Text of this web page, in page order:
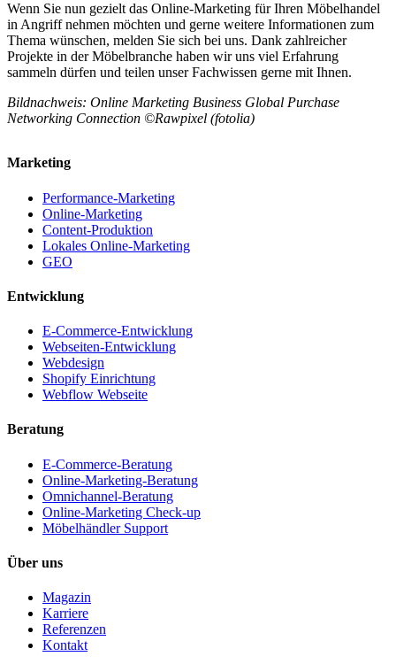
Wenn Sie nun gezielt das Online-Marketing für Ihren Möbelhandel
in Angriff nehmen möchten und gerne weitere Informationen zum
Thema wünschen, melden Sie sich bei uns. Dank zahlreicher
Projekte in der Möbelbranche haben wir uns viel Erfahrung
sammeln dürfen und teilen unser Fachwissen gerne mit Ihnen.
Bildnachweis: Online Marketing Business Global Purchase
Networking Connection ©Rawpixel (fotolia)
Marketing
Performance-Marketing
Online-Marketing
Content-Produktion
Lokales Online-Marketing
GEO
Entwicklung
E-Commerce-Entwicklung
Webseiten-Entwicklung
Webdesign
Shopify Einrichtung
Webflow Webseite
Beratung
E-Commerce-Beratung
Online-Marketing-Beratung
Omnichannel-Beratung
Online-Marketing Check-up
Möbelhändler Support
Über uns
Magazin
Karriere
Referenzen
Kontakt